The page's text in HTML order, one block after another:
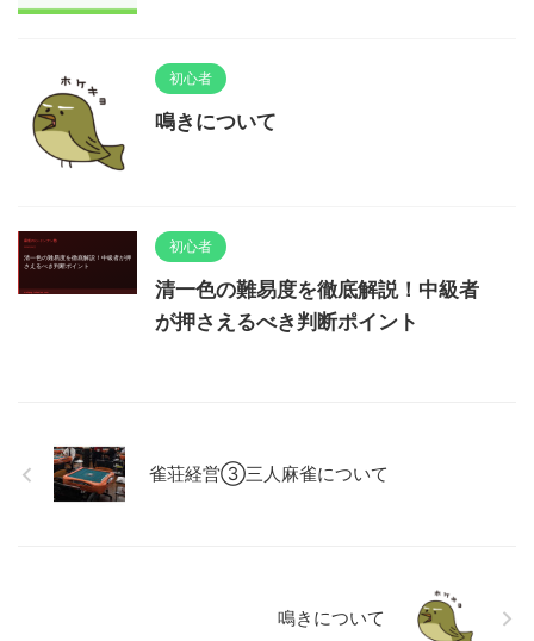
初心者
鳴きについて
初心者
清一色の難易度を徹底解説！中級者
が押さえるべき判断ポイント
雀荘経営③三人麻雀について
鳴きについて